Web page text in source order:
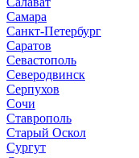
Самара
Санкт-Петербург
Саратов
Севастополь
Северодвинск
Серпухов
Сочи
Ставрополь
Старый Оскол
Сургут